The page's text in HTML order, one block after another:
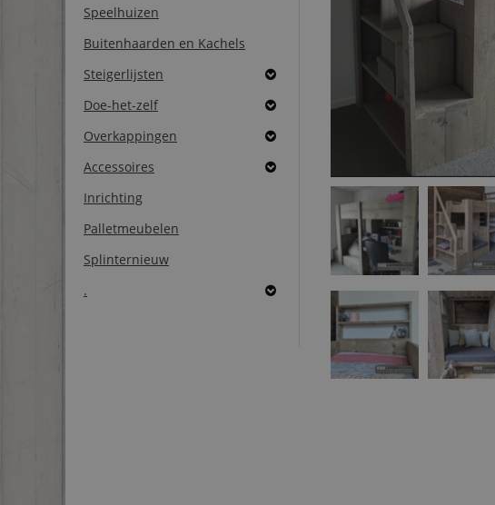
Speelhuizen
Buitenhaarden en Kachels
Steigerlijsten
Doe-het-zelf
Overkappingen
Accessoires
Inrichting
Palletmeubelen
Splinternieuw
.